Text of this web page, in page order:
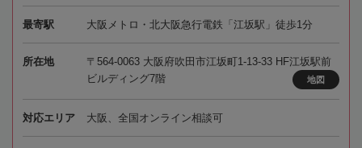
最寄駅 大阪メトロ・北大阪急行電鉄「江坂駅」徒歩1分
所在地
〒564-0063 大阪府吹田市江坂町1-13-33 HF江坂駅前
ビルディング7階
地図
対応エリア 大阪、全国オンライン相談可